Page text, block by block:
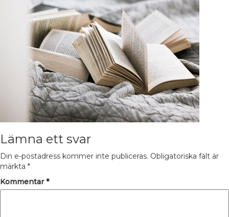
Lämna ett svar
Din e-postadress kommer inte publiceras. Obligatoriska fält är
märkta *
Kommentar*